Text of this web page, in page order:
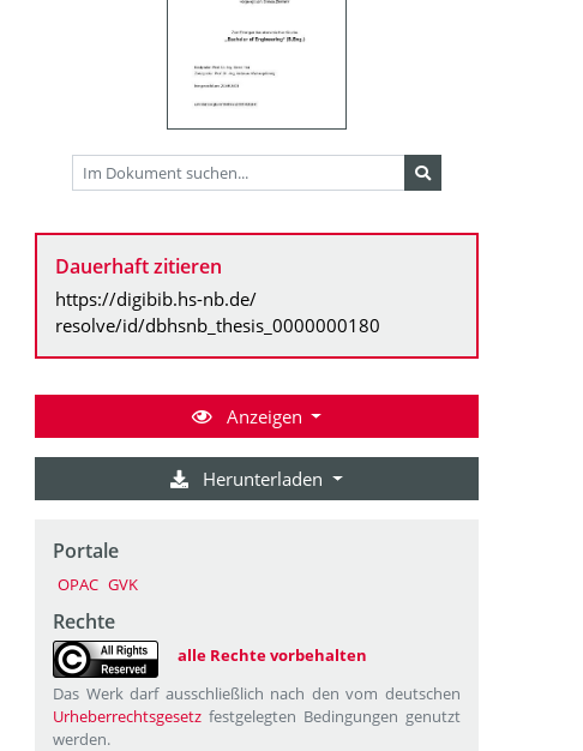
Dauerhaft zitieren
https://digibib.hs-nb.de/
resolve/id/dbhsnb_thesis_0000000180
Anzeigen
Herunterladen
Portale
OPAC GVK
Rechte
alle Rechte vorbehalten
Das Werk darf ausschließlich nach den vom deutschen
Urheberrechtsgesetz festgelegten Bedingungen genutzt
werden.